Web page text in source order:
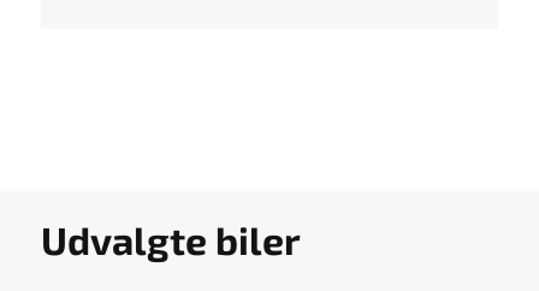
Udvalgte biler